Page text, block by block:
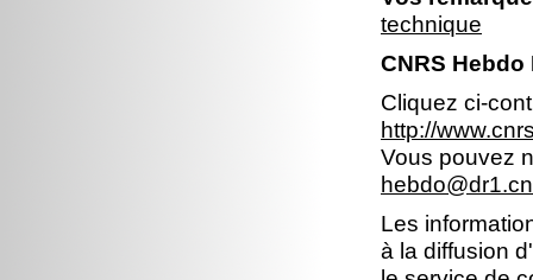
technique
CNRS
Cliquez ci-
http://
Vous pouvez
Les
à la diffusion